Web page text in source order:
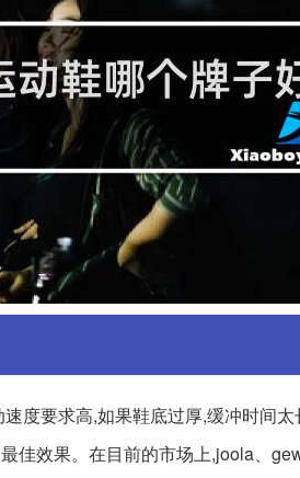
度要求高,如果鞋底过厚,缓冲时间
佳效果。在目前的市场上,joola、